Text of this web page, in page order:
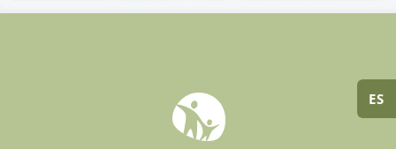
ES